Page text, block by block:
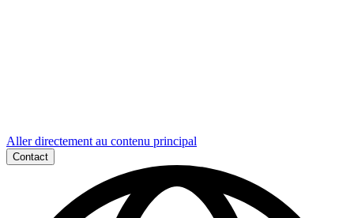
Aller directement au contenu principal
Contact